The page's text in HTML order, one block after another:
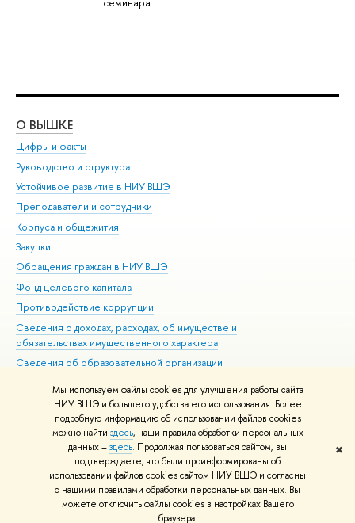
Мы используем файлы cookies для улучшения работы сайта
НИУ ВШЭ и большего удобства его использования. Более
подробную информацию об использовании файлов cookies
можно найти здесь, наши правила обработки персональных
данных –здесь. Продолжая пользоваться сайтом, вы
подтверждаете, что были проинформированы об
использовании файлов cookies сайтом НИУ ВШЭ и согласны
с нашими правилами обработки персональных данных. Вы
можете отключить файлы cookies в настройках Вашего
браузера.
✖
О ВЫШКЕ
Цифры и факты
Руководство и структура
Устойчивое развитие в НИУ ВШЭ
Преподаватели и сотрудники
Корпуса и общежития
Закупки
Обращения граждан в НИУ ВШЭ
Фонд целевого капитала
Противодействие коррупции
Сведения о доходах, расходах, об имуществе и
обязательствах имущественного характера
Сведения об образовательной организации
Людям с ограниченными возможностями здоровья
Единая платежная страница
Работа в Вышке
© НИУ ВШЭ 1993–2026 Адреса и контакты Условия использования
материалов Политика конфиденциальности Карта сайта
Шрифты HSE Sans и HSE Slab разработаны вШколе дизайна НИУ ВШЭ